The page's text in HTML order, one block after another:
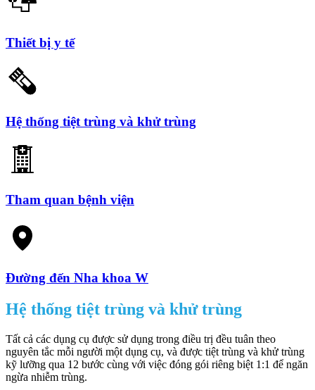
Thiết bị y tế
Hệ thống tiệt trùng và khử trùng
Tham quan bệnh viện
Đường đến Nha khoa W
Hệ thống tiệt trùng và khử trùng
Tất cả các dụng cụ được sử dụng trong điều trị đều tuân theo
nguyên tắc mỗi người một dụng cụ, và được tiệt trùng và khử trùng
kỹ lưỡng qua 12 bước cùng với việc đóng gói riêng biệt 1:1 để ngăn
ngừa nhiễm trùng.